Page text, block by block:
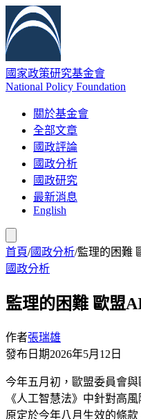
國家政策研究基金會
National Policy Foundation
關於基金會
全部文章
國政評論
國政分析
國政研究
最新消息
English
首頁/國政分析/監理的困難
國政分析
監理的困難 歐盟
作者張瑞雄
發布日期2026年5月12日
今年五月初，歐盟委員會
《人工智慧法》中針對高
原定於今年八月生效的條